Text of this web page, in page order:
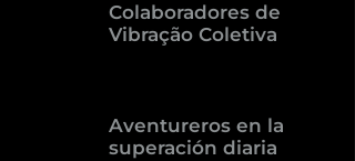
Colaboradores de
Vibração Coletiva
Aventureros en la
superación diaria